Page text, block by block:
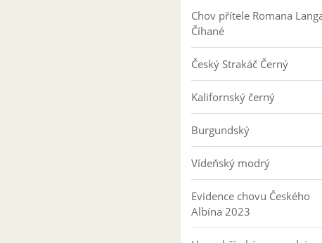
Chov přítele Romana
Číhané
Český Strakáč Černý
Kalifornský černý
Burgundský
Vídeňský modrý
Evidence chovu Českého
Albína 2023